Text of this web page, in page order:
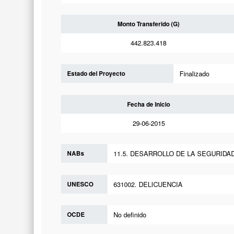
Monto Transferido (G)
442.823.418
Estado del Proyecto Finalizado
Fecha de Inicio
29-06-2015
NABs 11.5. DESARROLLO DE LA
UNESCO 631002. DELICUENCIA
OCDE No definido